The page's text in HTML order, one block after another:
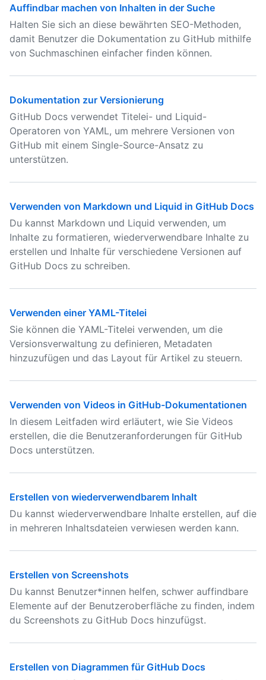
Auffindbar machen von Inhalten in der Suche
Halten Sie sich an diese bewährten SEO-Methoden,
damit Benutzer die Dokumentation zu GitHub mithilfe
von Suchmaschinen einfacher finden können.
Dokumentation zur Versionierung
GitHub Docs verwendet Titelei- und Liquid-
Operatoren von YAML, um mehrere Versionen von
GitHub mit einem Single-Source-Ansatz zu
unterstützen.
Verwenden von Markdown und Liquid in GitHub Docs
Du kannst Markdown und Liquid verwenden, um
Inhalte zu formatieren, wiederverwendbare Inhalte zu
erstellen und Inhalte für verschiedene Versionen auf
GitHub Docs zu schreiben.
Verwenden einer YAML-Titelei
Sie können die YAML-Titelei verwenden, um die
Versionsverwaltung zu definieren, Metadaten
hinzuzufügen und das Layout für Artikel zu steuern.
Verwenden von Videos in GitHub-Dokumentationen
In diesem Leitfaden wird erläutert, wie Sie Videos
erstellen, die die Benutzeranforderungen für GitHub
Docs unterstützen.
Erstellen von wiederverwendbarem Inhalt
Du kannst wiederverwendbare Inhalte erstellen, auf die
in mehreren Inhaltsdateien verwiesen werden kann.
Erstellen von Screenshots
Du kannst Benutzer*innen helfen, schwer auffindbare
Elemente auf der Benutzeroberfläche zu finden, indem
du Screenshots zu GitHub Docs hinzufügst.
Erstellen von Diagrammen für GitHub Docs